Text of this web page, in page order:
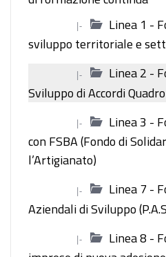
|-
Linea 1 -
sviluppo territoriale e
|-
Linea 2 -
Sviluppo di Accordi Quadro
|-
Linea 3 -
con FSBA (Fondo di
l’Artigianato)
|-
Linea 7 -
Aziendali di Sviluppo
|-
Linea 8 -